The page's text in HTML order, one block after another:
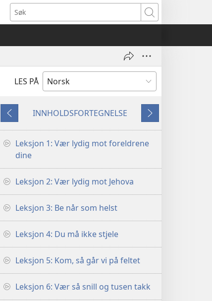
Søk
LES PÅ
Forrige
INNHOLDSFORTEGNELSE
Neste
Leksjon 1: Vær lydig mot foreldrene
dine
Leksjon 2: Vær lydig mot Jehova
Leksjon 3: Be når som helst
Leksjon 4: Du må ikke stjele
Leksjon 5: Kom, så går vi på feltet
Leksjon 6: Vær så snill og tusen takk